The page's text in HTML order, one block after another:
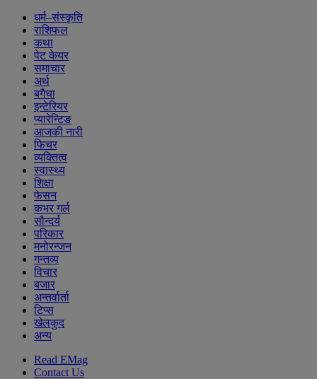
धर्म–संस्कृति
राशिफल
कथा
पेट केयर
समाचार
अर्थ
बगैचा
इन्टेरियर
प्यारेन्टिङ
आजकी नारी
फिचर
व्यक्तित्व
स्वास्थ्य
शिक्षा
फेसन
कभर गर्ल
सौन्दर्य
परिकार
मनोरन्जन
गन्तव्य
विचार
बजार
अन्तर्वार्ता
टिप्स
खेलकुद
अन्य
Read EMag
Contact Us